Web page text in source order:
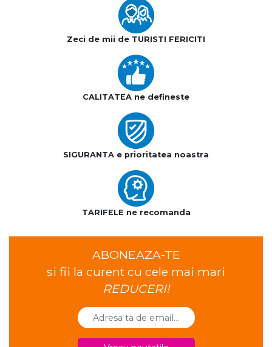
Zeci de mii de TURISTI FERICITI
CALITATEA ne defineste
SIGURANTA e prioritatea noastra
TARIFELE ne recomanda
ABONEAZA-TE
si fii la curent cu cele mai mari
REDUCERI!